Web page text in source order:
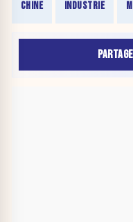
CHINE INDUSTRIE